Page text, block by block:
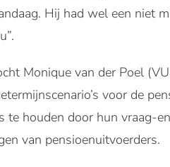
Hij had wel een niet
Monique van der Poel
voor de
te houden door hun vraag-
van pensioenuitvoerders.